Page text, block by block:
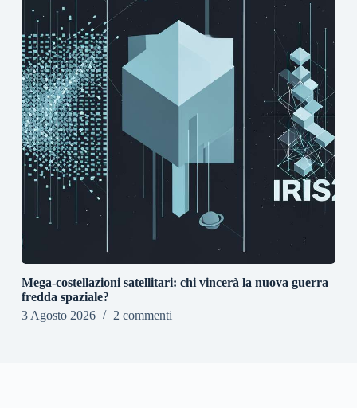
Mega-costellazioni satellitari: chi vincerà la nuova guerra
fredda spaziale?
3 Agosto 2026
2 commenti